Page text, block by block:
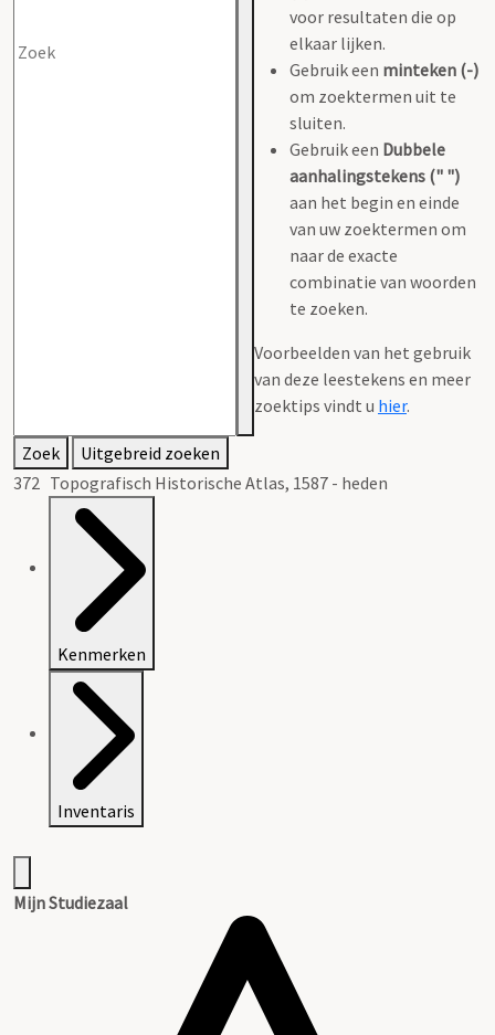
voor resultaten die op
elkaar lijken.
Gebruik een minteken (-)
om zoektermen uit te
sluiten.
Gebruik een Dubbele
aanhalingstekens (" ")
aan het begin en einde
van uw zoektermen om
naar de exacte
combinatie van woorden
te zoeken.
Voorbeelden van het gebruik
van deze leestekens en meer
zoektips vindt u hier.
Zoek
Uitgebreid zoeken
372 Topografisch Historische Atlas, 1587 - heden
Kenmerken
Inventaris
Mijn Studiezaal